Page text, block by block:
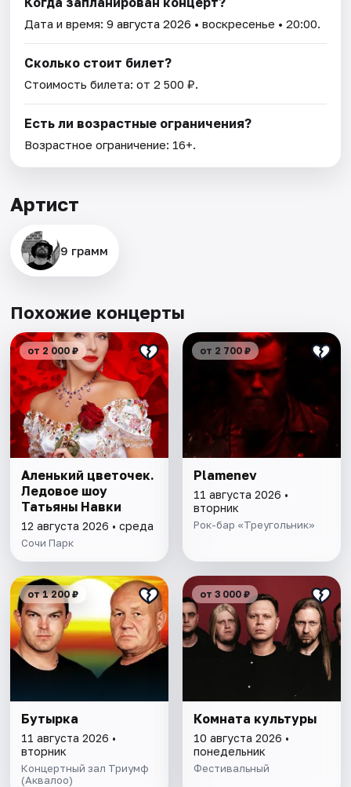
Дата и время:9 августа 2026 • воскресенье • 20:00.
Сколько стоит билет?
Стоимость билета: от 2 500 ₽.
Есть ли возрастные ограничения?
Возрастное ограничение: 16+.
Артист
9 грамм
Похожие концерты
от 2 000 ₽
Аленький цветочек.
Ледовое шоу
Татьяны Навки
12 августа 2026 • среда
Сочи Парк
от 2 700 ₽
Plamenev
11 августа 2026 •
вторник
Рок-бар «Треугольник»
от 1 200 ₽
Бутырка
11 августа 2026 •
вторник
Концертный зал Триумф
(Аквалоо)
от 3 000 ₽
Комната культуры
10 августа 2026 •
понедельник
Фестивальный